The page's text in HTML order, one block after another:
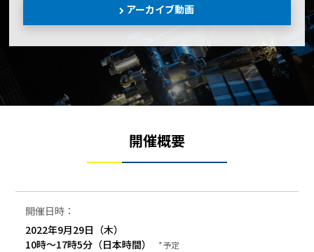
アーカイブ動画
開催概要
開催日時：
2022年9月29日（木）
10時～17時5分（日本時間）
*予定